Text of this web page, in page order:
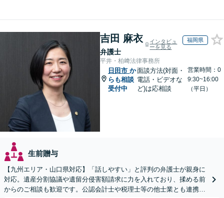
吉田 麻衣
弁護士
インタビュ
ーを見る
福岡県
平井・柏﨑法律事務所
日田市 か
らも相談
受付中
面談方法(対面・
電話・ビデオな
ど)は応相談
営業時間：0
9:30~16:00
（平日）
生前贈与
【九州エリア・山口県対応】「話しやすい」と評判の弁護士が親身に
対応。遺産分割協議や遺留分侵害額請求に力を入れており、揉める前
からのご相談も歓迎です。公認会計士や税理士等の他士業とも連携